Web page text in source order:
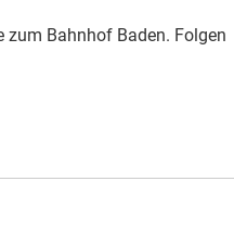
Bahnhof Baden. Folgen